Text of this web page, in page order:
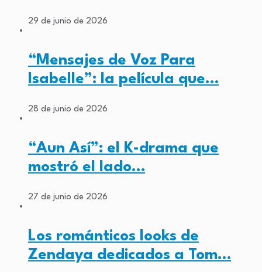
29 de junio de 2026
“Mensajes de Voz Para
Isabelle”: la película que…
28 de junio de 2026
“Aun Así”: el K-drama que
mostró el lado…
27 de junio de 2026
Los románticos looks de
Zendaya dedicados a Tom…